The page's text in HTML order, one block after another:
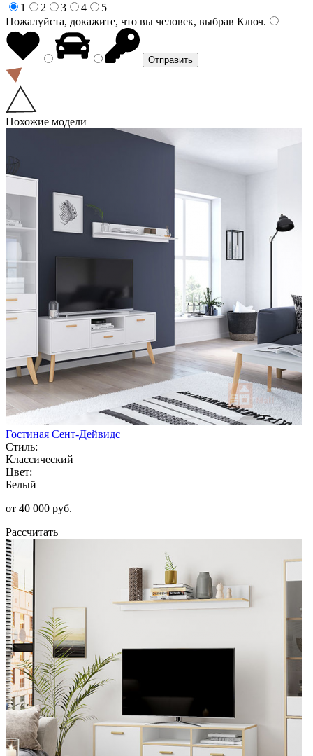
1
2 3 4
5
Пожалуйста, докажите, что вы человек, выбрав Ключ.
Похожие модели
Гостиная Сент-Дейвидс
Стиль:
Классический
Цвет:
Белый
от 40 000 руб.
Рассчитать